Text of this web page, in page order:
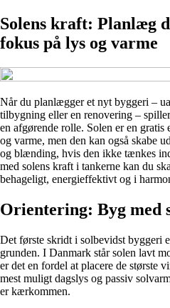
Solens kraft: Planlæg
fokus på lys og varme
Når du planlægger et nyt byggeri –
tilbygning eller en renovering –
en afgørende rolle. Solen er en
og varme, men den kan også skabe
og blænding, hvis den ikke tænkes
med solens kraft i tankerne kan du
behageligt, energieffektivt og i
Orientering: Byg med
Det første skridt i solbevidst byggeri
grunden. I Danmark står solen lavt
er det en fordel at placere de største
mest muligt dagslys og passiv
er kærkommen.